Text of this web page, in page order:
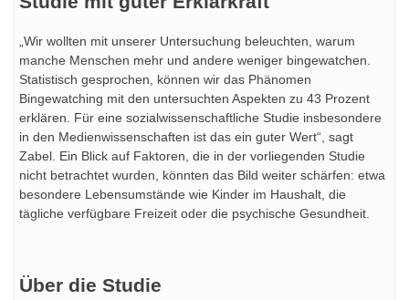
„Wir wollten mit unserer Untersuchung beleuchten, warum
manche Menschen mehr und andere weniger bingewatchen.
Statistisch gesprochen, können wir das Phänomen
Bingewatching mit den untersuchten Aspekten zu 43 Prozent
erklären. Für eine sozialwissenschaftliche Studie insbesondere
in den Medienwissenschaften ist das ein guter Wert“, sagt
Zabel. Ein Blick auf Faktoren, die in der vorliegenden Studie
nicht betrachtet wurden, könnten das Bild weiter schärfen: etwa
besondere Lebensumstände wie Kinder im Haushalt, die
tägliche verfügbare Freizeit oder die psychische Gesundheit.
Über die Studie